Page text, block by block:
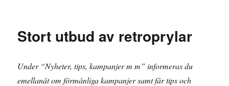
Stort utbud av retroprylar
Under “Nyheter, tips, kampanjer m m” informeras du
emellanåt om förmånliga kampanjer samt får tips och